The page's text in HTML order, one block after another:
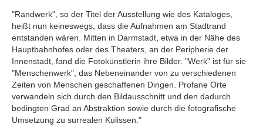
"Randwerk", so der Titel der Ausstellung wie des Kataloges,
heißt nun keineswegs, dass die Aufnahmen am Stadtrand
entstanden wären. Mitten in Darmstadt, etwa in der Nähe des
Hauptbahnhofes oder des Theaters, an der Peripherie der
Innenstadt, fand die Fotokünstlerin ihre Bilder. "Werk" ist für sie
"Menschenwerk", das Nebeneinander von zu verschiedenen
Zeiten von Menschen geschaffenen Dingen. Profane Orte
verwandeln sich durch den Bildausschnitt und den dadurch
bedingten Grad an Abstraktion sowie durch die fotografische
Umsetzung zu surrealen Kulissen."